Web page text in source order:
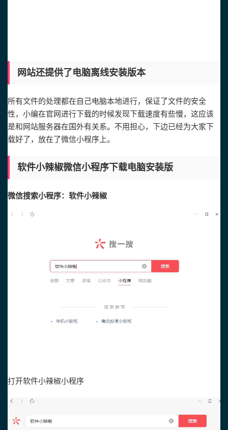
网站还提供了电脑离线安装版本
所有文件的处理都在自己电脑本地进行，保证了文件的安全
性，小编在官网进行下载的时候发现下载速度有些慢，这应该
是和网站服务器在国外有关系。不用担心，下边已经为大家下
载好了，放在了微信小程序上。
软件小辣椒微信小程序下载电脑安装版
微信搜索小程序：软件小辣椒
打开软件小辣椒小程序